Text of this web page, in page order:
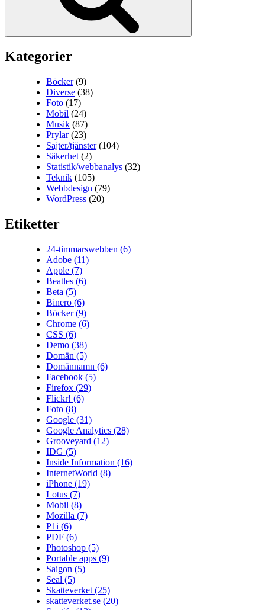
Kategorier
Böcker(9)
Diverse (38)
Foto (17)
Mobil (24)
Musik (87)
Prylar(23)
Sajter/tjänster(104)
Säkerhet (2)
Statistik/webbanalys (32)
Teknik (105)
Webbdesign (79)
WordPress (20)
Etiketter
24-timmarswebben (6)
Adobe (11)
Apple (7)
Beatles (6)
Beta (5)
Binero (6)
Böcker(9)
Chrome (6)
CSS (6)
Demo (38)
Domän (5)
Domännamn (6)
Facebook (5)
Firefox (29)
Flickr! (6)
Foto (8)
Google (31)
Google Analytics (28)
Grooveyard (12)
IDG (5)
Inside Information (16)
InternetWorld (8)
iPhone (19)
Lotus (7)
Mobil (8)
Mozilla (7)
P1i (6)
PDF (6)
Photoshop (5)
Portable apps (9)
Saigon (5)
Seal (5)
Skatteverket (25)
skatteverket.se (20)